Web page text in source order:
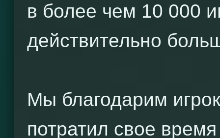
в более чем 10 000
действительно
Мы благодарим
потратил свое